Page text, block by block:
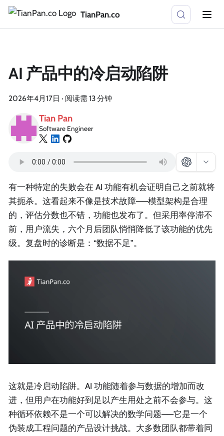
TianPan.co
AI 产品中的冷启动陷阱
2026年4月17日 · 阅读需 13 分钟
Tian Pan
Software Engineer
有一种特定的失败会在 AI 功能有机会证明自己之前就将
其扼杀。这看起来不像是技术故障——模型架构是合理
的，评估分数也不错，功能也发布了。但采用率停滞不
前，用户流失，六个月后团队悄悄降低了该功能的优先
级。复盘时的诊断是：“数据不足”。
这就是冷启动陷阱。AI 功能随着参与数据的增加而改
进，但用户在功能好到足以产生用处之前不会参与。这
种循环依赖不是一个可以解决的数学问题——它是一个
伪装成工程问题的产品设计挑战。大多数团队都带着同